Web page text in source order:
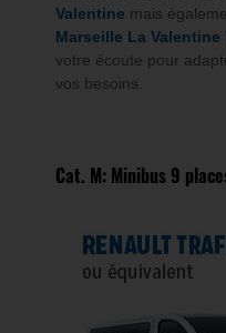
Valentine mais
Marseille La Valentine
votre écoute pour
vos besoins.
Cat. M: Minibus 9